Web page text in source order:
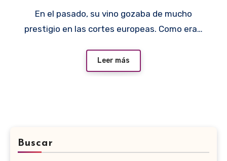
En el pasado, su vino gozaba de mucho
prestigio en las cortes europeas. Como era…
Leer más
Buscar